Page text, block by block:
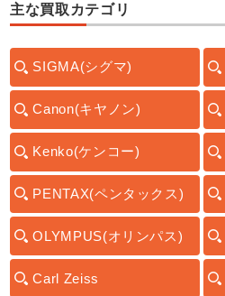
主な買取カテゴリ
SIGMA(シグマ)
Canon(キヤノン)
Kenko(ケンコー)
PENTAX(ペンタックス)
OLYMPUS(オリンパス)
Carl Zeiss